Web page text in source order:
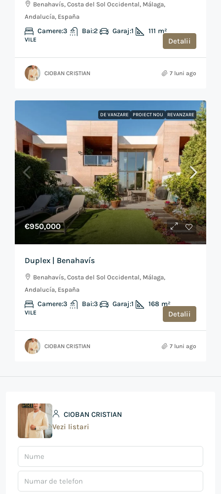
Benahavís, Costa del Sol Occidental, Málaga,
Andalucía, España
Camere:3 Bai:2 Garaj:1 111 m²
VILE Detalii
CIOBAN CRISTIAN 7 luni ago
DE VANZARE PROIECT NOU REVANZARE
€950,000
Duplex | Benahavís
Benahavís, Costa del Sol Occidental, Málaga,
Andalucía, España
Camere:3 Bai:3 Garaj:1 168 m²
VILE Detalii
CIOBAN CRISTIAN 7 luni ago
CIOBAN CRISTIAN
Vezi listari